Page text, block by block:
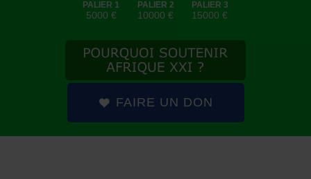
PALIER 1
5000 €
PALIER 2
10000 €
PALIER 3
15000 €
FAIRE UN DON